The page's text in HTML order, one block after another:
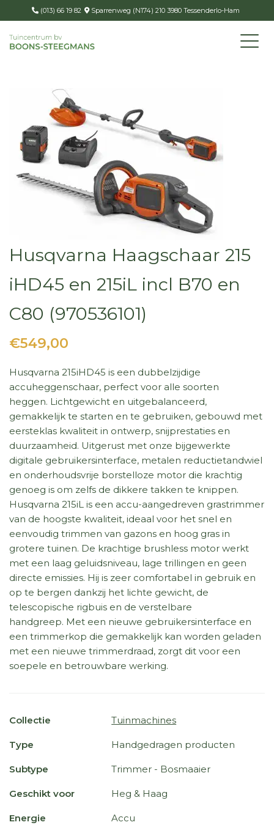
(013) 66 19 82 Sparrenweg (N174) 210 3980 Tessenderlo-Ham
Husqvarna Haagschaar 215
iHD45 en 215iL incl B70 en
C80 (970536101)
€549,00
Husqvarna 215iHD45 is een dubbelzijdige
accuheggenschaar, perfect voor alle soorten
heggen. Lichtgewicht en uitgebalanceerd,
gemakkelijk te starten en te gebruiken, gebouwd met
eersteklas kwaliteit in ontwerp, snijprestaties en
duurzaamheid. Uitgerust met onze bijgewerkte
digitale gebruikersinterface, metalen reductietandwiel
en onderhoudsvrije borstelloze motor die krachtig
genoeg is om zelfs de dikkere takken te knippen.
Husqvarna 215iL is een accu-aangedreven grastrimmer
van de hoogste kwaliteit, ideaal voor het snel en
eenvoudig trimmen van gazons en hoog gras in
grotere tuinen. De krachtige brushless motor werkt
met een laag geluidsniveau, lage trillingen en geen
directe emissies. Hij is zeer comfortabel in gebruik en
op te bergen dankzij het lichte gewicht, de
telescopische rigbuis en de verstelbare
handgreep. Met een nieuwe gebruikersinterface en
een trimmerkop die gemakkelijk kan worden geladen
met een nieuwe trimmerdraad, zorgt dit voor een
soepele en betrouwbare werking.
Collectie Tuinmachines
Type Handgedragen producten
Subtype Trimmer - Bosmaaier
Geschikt voor Heg & Haag
Energie Accu